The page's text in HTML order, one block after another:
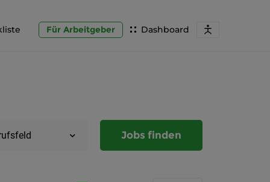
Dashboard
Für Arbeitgeber
Jobs finden